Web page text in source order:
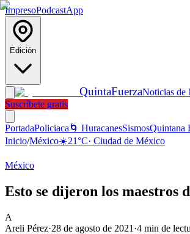
ImpresoPodcastApp
Edición
QuintaFuerzaNoticias de
Suscríbete gratis
PortadaPoliciaca 🌀 HuracanesSismosQuintana
Inicio/México☀️21°C· Ciudad de México
México
Esto se dijeron los maestros
A
Areli Pérez·28 de agosto de 2021 ·4 min de